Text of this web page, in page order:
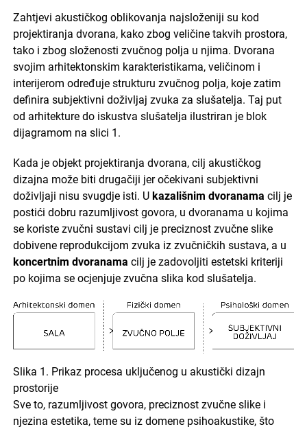
Zahtjevi akustičkog oblikovanja najsloženiji su kod
projektiranja dvorana, kako zbog veličine takvih prostora,
tako i zbog složenosti zvučnog polja u njima. Dvorana
svojim arhitektonskim karakteristikama, veličinom i
interijerom određuje strukturu zvučnog polja, koje zatim
definira subjektivni doživljaj zvuka za slušatelja. Taj put
od arhitekture do iskustva slušatelja ilustriran je blok
dijagramom na slici 1.
Kada je objekt projektiranja dvorana, cilj akustičkog
dizajna može biti drugačiji jer očekivani subjektivni
doživljaji nisu svugdje isti. U kazališnim dvoranama cilj je
postići dobru razumljivost govora, u dvoranama u kojima
se koriste zvučni sustavi cilj je preciznost zvučne slike
dobivene reprodukcijom zvuka iz zvučničkih sustava, a u
koncertnim dvoranama cilj je zadovoljiti estetski kriteriji
po kojima se ocjenjuje zvučna slika kod slušatelja.
Slika 1. Prikaz procesa uključenog u akustički dizajn
prostorije
Sve to, razumljivost govora, preciznost zvučne slike i
njezina estetika, teme su iz domene psihoakustike, što